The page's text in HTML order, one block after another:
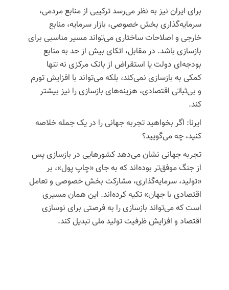
برای ایران نیز به نظر می‌رسد ترکیبی از منابع مردمی،
سرمایه‌گذاری بخش خصوصی، بازار سرمایه، منابع
خارجی و اصلاحات ساختاری می‌تواند مسیر مناسبی برای
بازسازی باشد. در مقابل، اتکای بیش از حد به منابع
بودجه‌ای دولت یا استقراض از بانک مرکزی نه تنها
کمکی به بازسازی نمی‌کند، بلکه می‌تواند با افزایش تورم
و بی‌ثباتی اقتصادی، هزینه‌های بازسازی را نیز بیشتر
کند.
ایرنا: اگر بخواهید تجربه جهانی را در یک جمله خلاصه
کنید، چه می‌گویید؟
تجربه جهانی نشان می‌دهد کشورهایی در بازسازی پس
از جنگ موفق‌تر بوده‌اند که به جای «چاپ پول»، بر
«تولید، سرمایه‌گذاری، مشارکت بخش خصوصی و تعامل
اقتصادی با جهان» تکیه کرده‌اند. این همان مسیری
است که می‌تواند بازسازی را به فرصتی برای نوسازی
اقتصاد و افزایش ظرفیت تولید ملی تبدیل کند.